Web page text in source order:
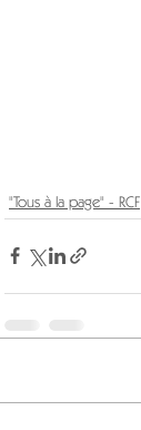
"Tous à la page" - RCF